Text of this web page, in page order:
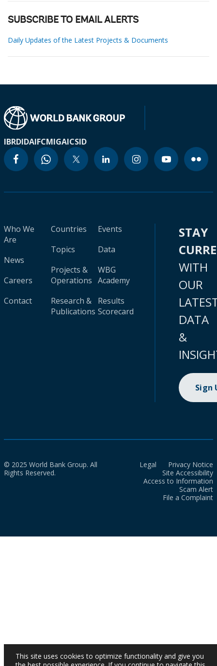
SUBSCRIBE TO EMAIL ALERTS
Daily Updates of the Latest Projects & Documents
IBRDIDAIFCMIGAICSID
Who We
Are
News
Careers
Contact
Countries
Topics
Projects &
Operations
Research &
Publications
Events
Data
WBG
Academy
Results
Scorecard
STAY
WITH
OUR
DATA
&
Sign
© 2025 World Bank Group. All
Rights Reserved.
Legal
Privacy Notice
Site Accessibility
Access to Information
Scam Alert
File a Complaint
This site uses cookies to optimize functionality and give you